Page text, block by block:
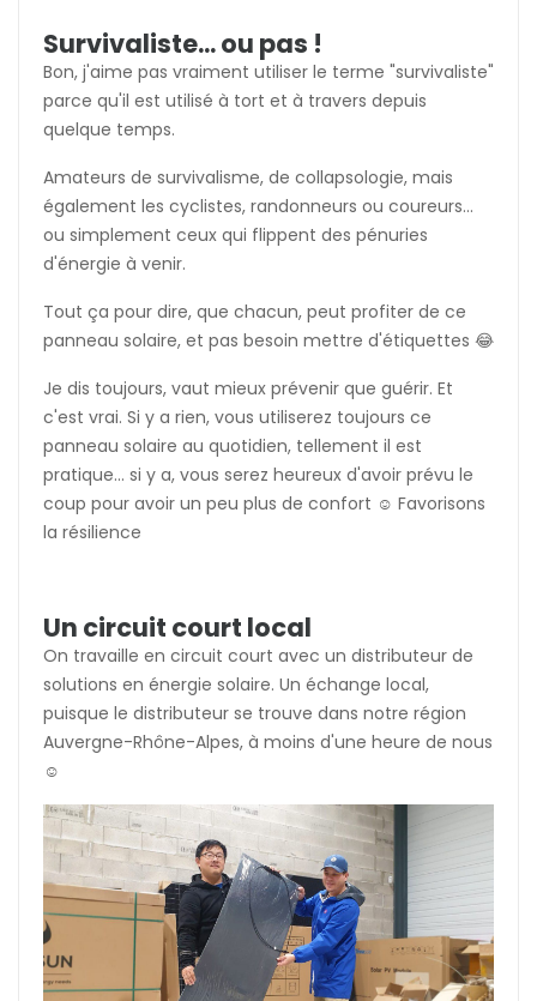
Survivaliste... ou pas !
Bon, j'aime pas vraiment utiliser le terme "survivaliste"
parce qu'il est utilisé à tort et à travers depuis
quelque temps.
Amateurs de survivalisme, de collapsologie, mais
également les cyclistes, randonneurs ou coureurs...
ou simplement ceux qui flippent des pénuries
d'énergie à venir.
Tout ça pour dire, que chacun, peut profiter de ce
panneau solaire, et pas besoin mettre d'étiquettes 😂
Je dis toujours, vaut mieux prévenir que guérir. Et
c'est vrai. Si y a rien, vous utiliserez toujours ce
panneau solaire au quotidien, tellement il est
pratique... si y a, vous serez heureux d'avoir prévu le
coup pour avoir un peu plus de confort ☺️ Favorisons
la résilience
Un circuit court local
On travaille en circuit court avec un distributeur de
solutions en énergie solaire. Un échange local,
puisque le distributeur se trouve dans notre région
Auvergne-Rhône-Alpes, à moins d'une heure de nous
☺️